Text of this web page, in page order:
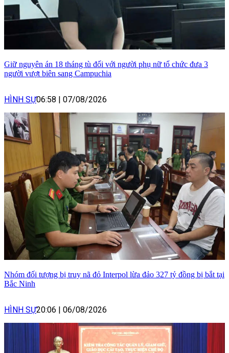
Giữ nguyên án 18 tháng tù đối với người phụ nữ tổ chức đưa 3
người vượt biên sang Campuchia
HÌNH SỰ06:58 | 07/08/2026
Nhóm đối tượng bị truy nã đỏ Interpol lừa đảo 327 tỷ đồng bị bắt tại
Bắc Ninh
HÌNH SỰ20:06 | 06/08/2026